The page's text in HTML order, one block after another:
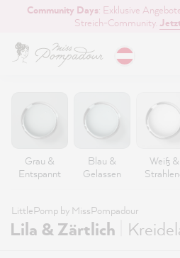
springen
Community Days: Exklusive
Streich-Community.
Grau &
Entspannt
Blau &
Gelassen
Weiß &
LittlePomp by MissPompadour
Lila & Zärtlich